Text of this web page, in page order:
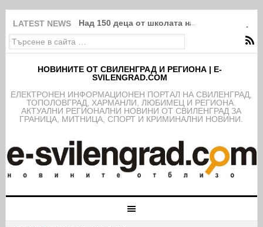
LATEST NEWS Над 150 деца от школата на ФК
НОВИНИТЕ ОТ СВИЛЕНГРАД И РЕГИОНА | E-
SVILENGRAD.COM
EЛЕКТРОНЕН ИНФОРМАЦИОНЕН ПОРТАЛ НА СВИЛЕНГРАД,
ТОПОЛОВГРАД, ХАРМАНЛИ, ЛЮБИМЕЦ И РЕГИОНА.
АКТУАЛНИ РЕГИОНАЛНИ НОВИНИ ОТ СВИЛЕНГРАД ЗА
ГРАНИЦА, МИТНИЦА, СПОРТ И КРИМИНАЛНИ НОВИНИ.